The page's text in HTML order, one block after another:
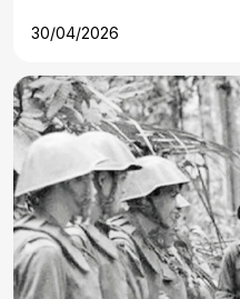
HĐND.
30/04/2026